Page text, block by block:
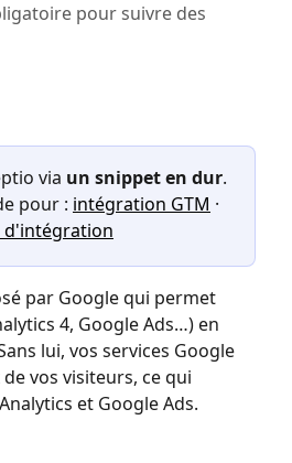
pour suivre des
via un snippet en dur.
pour : intégration GTM ·
d'intégration
par Google qui permet
4, Google Ads…) en
lui, vos services Google
vos visiteurs, ce qui
et Google Ads.